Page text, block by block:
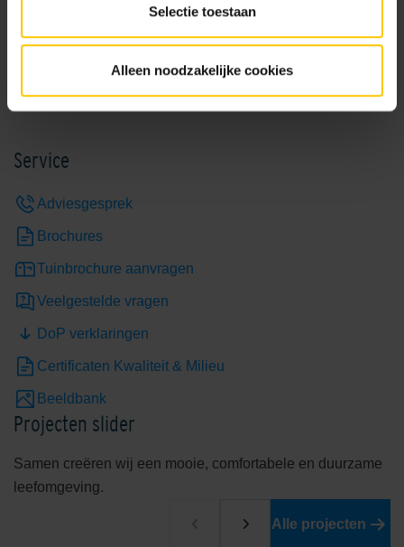
Selectie toestaan
Alleen noodzakelijke cookies
Service
Adviesgesprek
Brochures
Tuinbrochure aanvragen
Veelgestelde vragen
DoP verklaringen
Certificaten Kwaliteit & Milieu
Beeldbank
Projecten slider
Samen creëren wij een mooie, comfortabele en duurzame
leefomgeving.
Alle projecten